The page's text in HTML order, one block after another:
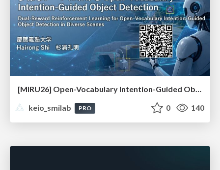
[MIRU26] Open-Vocabulary Intention-Guided Object Detection in Diverse Scenes
keio_smilab
PRO 0 140